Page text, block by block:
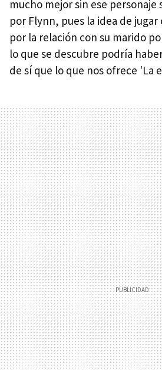
mucho mejor sin ese personaje
por Flynn, pues la idea de
por la relación con su marido
lo que se descubre podría
de sí que lo que nos ofrece 'La